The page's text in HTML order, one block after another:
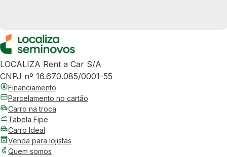
LOCALIZA Rent a Car S/A
CNPJ nº 16.670.085/0001-55
Financiamento
Parcelamento no cartão
Carro na troca
Tabela Fipe
Carro Ideal
Venda para lojistas
Quem somos